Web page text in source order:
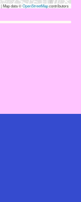
|Map data ©OpenStreetMapcontributors